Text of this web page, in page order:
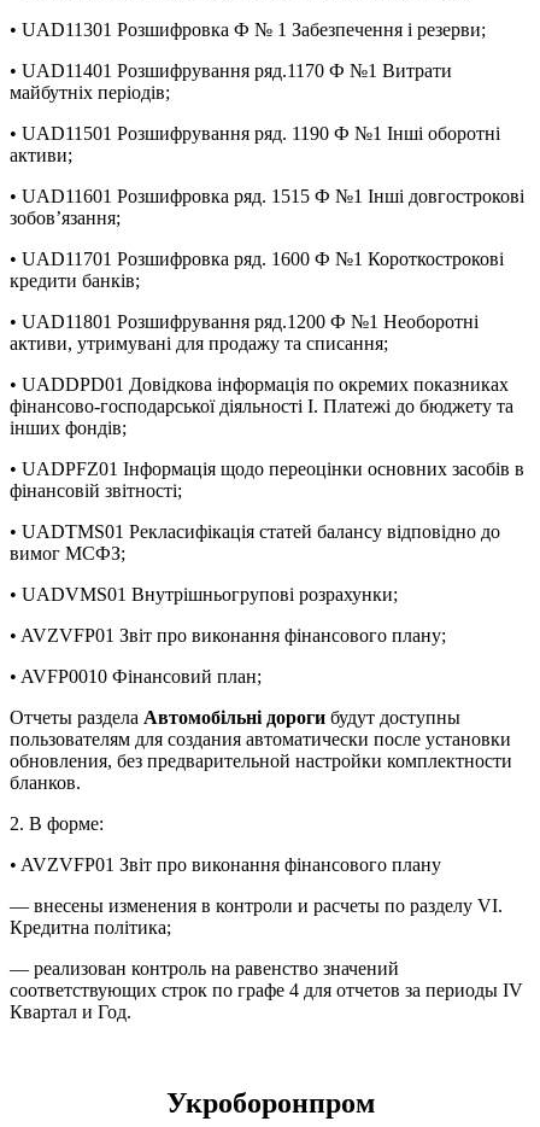
• UAD11301 Розшифровка Ф № 1 Забезпечення і резерви;
• UAD11401 Розшифрування ряд.1170 Ф №1 Витрати
майбутніх періодів;
• UAD11501 Розшифрування ряд. 1190 Ф №1 Інші оборотні
активи;
• UAD11601 Розшифровка ряд. 1515 Ф №1 Інші довгострокові
зобов’язання;
• UAD11701 Розшифровка ряд. 1600 Ф №1 Короткострокові
кредити банків;
• UAD11801 Розшифрування ряд.1200 Ф №1 Необоротні
активи, утримувані для продажу та списання;
• UADDPD01 Довідкова інформація по окремих показниках
фінансово-господарської діяльності І. Платежі до бюджету та
інших фондів;
• UADPFZ01 Інформація щодо переоцінки основних засобів в
фінансовій звітності;
• UADTMS01 Рекласифікація статей балансу відповідно до
вимог МСФЗ;
• UADVMS01 Внутрішньогрупові розрахунки;
• AVZVFP01 Звіт про виконання фінансового плану;
• AVFP0010 Фінансовий план;
Отчеты раздела Автомобільні дороги будут доступны
пользователям для создания автоматически после установки
обновления, без предварительной настройки комплектности
бланков.
2. В форме:
• AVZVFP01 Звіт про виконання фінансового плану
— внесены изменения в контроли и расчеты по разделу VI.
Кредитна політика;
— реализован контроль на равенство значений
соответствующих строк по графе 4 для отчетов за периоды IV
Квартал и Год.
Укроборонпром